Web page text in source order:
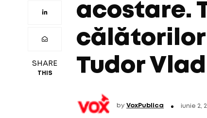
SHARE
THIS
acostare.
călătorilor
Tudor
by VoxPublica iunie 2,